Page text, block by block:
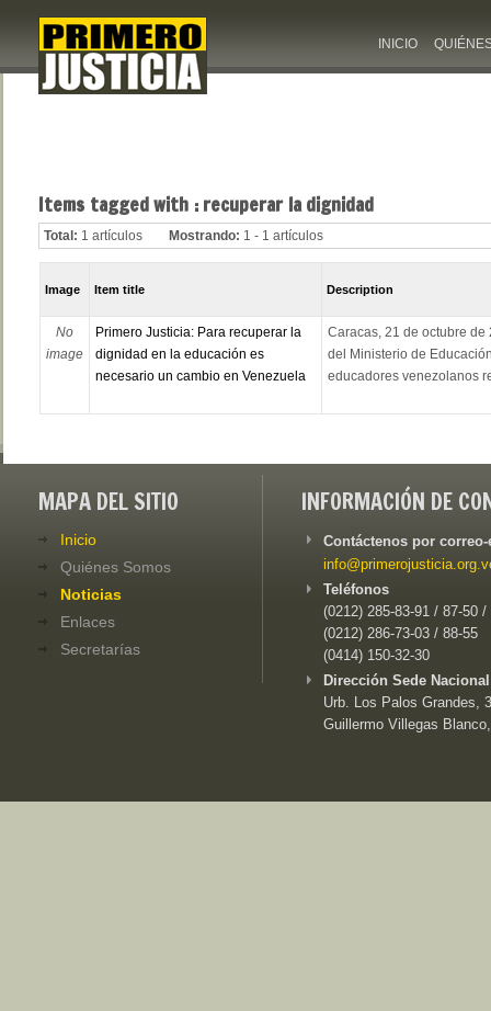
INICIO
Items tagged with : recuperar la dignidad
Total: 1 artículos Mostrando: 1 - 1 artículos
Image Item title Description
No
image
Primero Justicia: Para recuperar la
dignidad en la educación es
necesario un cambio en Venezuela
Caracas, 21 de octubre
del Ministerio de
educadores venezolanos
MAPA DEL SITIO
Inicio
Quiénes Somos
Noticias
Enlaces
Secretarías
INFORMACIÓN DE
Contáctenos por
Teléfonos
(0212) 285-83-91 / 87-50 /
(0212) 286-73-03 / 88-55
(0414) 150-32-30
Dirección Sede
Urb. Los Palos Grandes,
Guillermo Villegas